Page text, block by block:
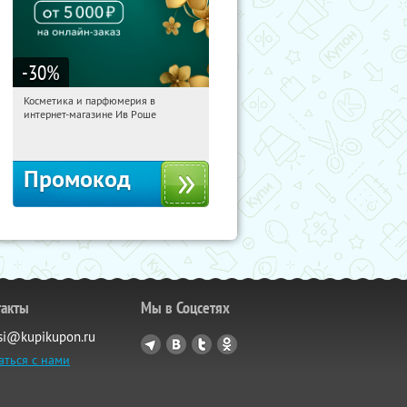
-30%
16:19:42 Получили:
Косметика и парфюмерия в
интернет-магазине Ив Роше
Промокод
с нами
Мы в Соцсетях